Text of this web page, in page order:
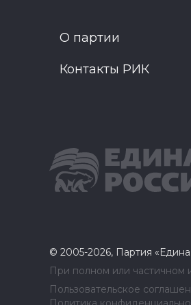
О партии
Контакты РИК
© 2005-2026, Партия
При полном или частичном
Пользовательское